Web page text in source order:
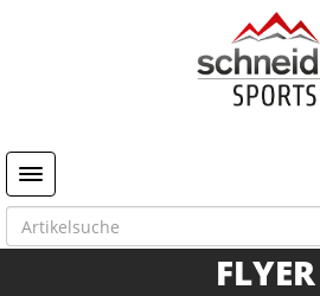
Toggle navigation
FLYER